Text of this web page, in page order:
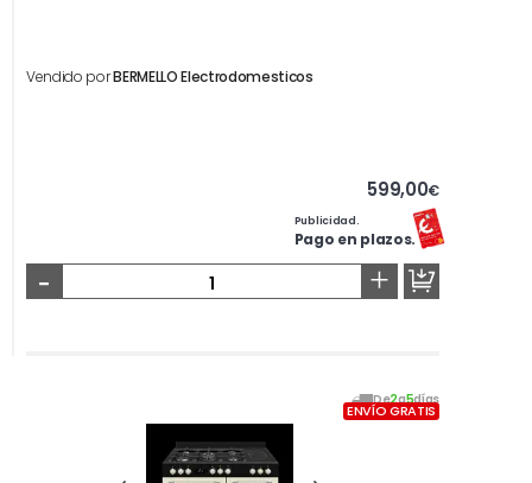
Vendido porBERMELLO Electrodomesticos
599,00€
Publicidad.
Pago en plazos.
- +
De2a5días
ENVÍO GRATIS